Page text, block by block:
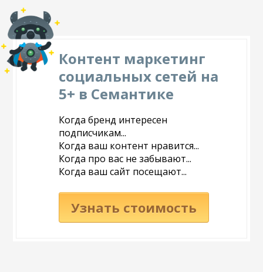
Контент маркетинг
социальных сетей на
5+ в Семантике
Когда бренд интересен
подписчикам...
Когда ваш контент нравится...
Когда про вас не забывают...
Когда ваш сайт посещают...
Узнать стоимость